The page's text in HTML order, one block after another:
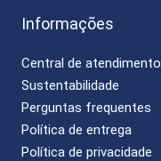
Informações
Central de atendimento
Sustentabilidade
Perguntas frequentes
Política de entrega
Política de privacidade